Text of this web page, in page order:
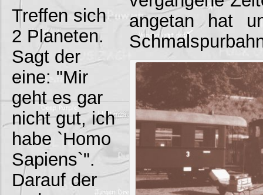
Treffen sich
2 Planeten.
Sagt der
eine: "Mir
geht es gar
nicht gut, ich
habe `Homo
Sapiens`".
Darauf der
angetan hat